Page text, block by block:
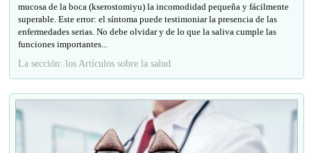
mucosa de la boca (kserostomiyu) la incomodidad pequeña y fácilmente
superable. Este error: el síntoma puede testimoniar la presencia de las
enfermedades serias. No debe olvidar y de lo que la saliva cumple las
funciones importantes...
La sección: los Artículos sobre la salud